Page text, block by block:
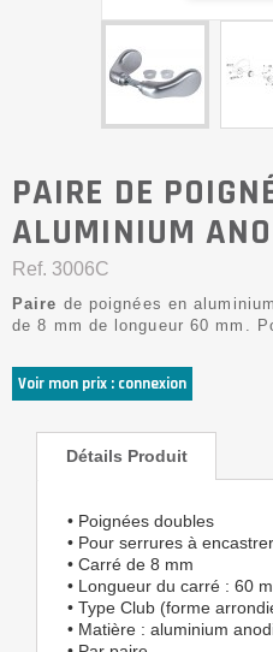
PAIRE DE
ALUMINIUM
Ref. 3006C
Paire de poignées en
de 8 mm de longueur 60 mm.
Voir mon prix : connexion
Détails Produit
• Poignées doubles
• Pour serrures à encastrer
• Carré de 8 mm
• Longueur du carré : 60
• Type Club (forme
• Matière : aluminium